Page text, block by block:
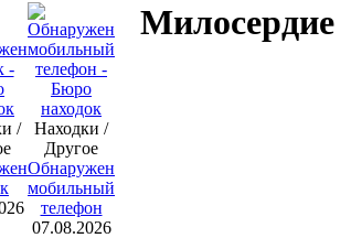
/
Находки /
Другое
Обнаружен
мобильный
телефон
07.08.2026
Милосердие